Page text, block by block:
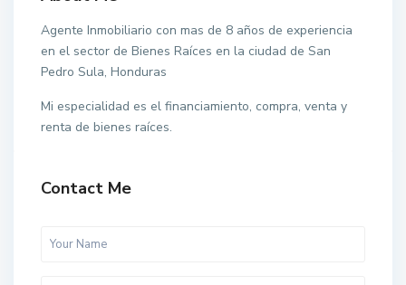
Agente Inmobiliario con mas de 8 años de experiencia
en el sector de Bienes Raíces en la ciudad de San
Pedro Sula, Honduras
Mi especialidad es el financiamiento, compra, venta y
renta de bienes raíces.
Contact Me